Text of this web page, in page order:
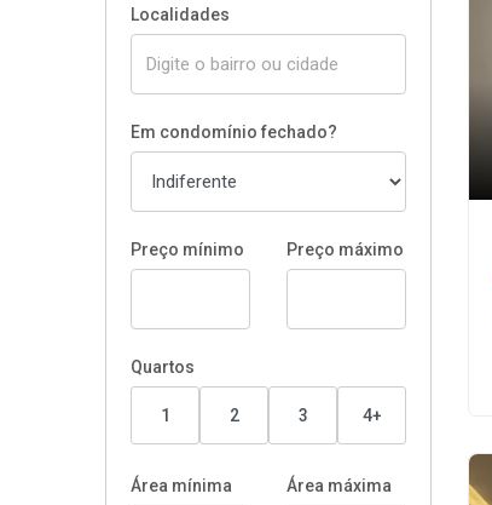
Localidades
Em condomínio fechado?
Preço mínimo Preço máximo
Quartos
1 2 3 4+
Área mínima Área máxima